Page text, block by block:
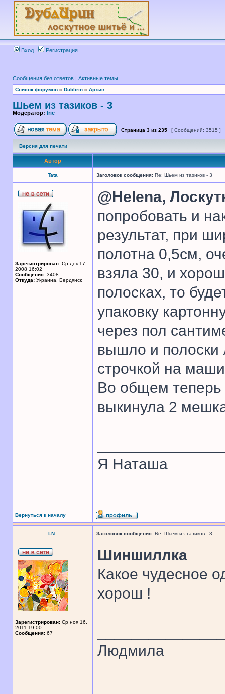
Вход Регистрация
Сообщения без ответов | Активные темы
Список форумов » Dublirin » Архив
Шьем из тазиков - 3
Модератор: Iric
Страница 3 из 235 [ Сообщений: 3515 ]
Версия для печати
Автор
Tata Заголовок сообщения: Re: Шьем из тазиков - 3
Зарегистрирован: Ср дек 17,
2008 16:02
Сообщения: 3408
Откуда: Украина. Бердянск
@Helena,
попробовать и
результат, при
полотна 0,5см,
взяла 30, и
полосках, то
упаковку
через пол
вышло и полоски
строчкой на
Во общем теперь
выкинула 2
Я Наташа
Вернуться к началу
LN_ Заголовок сообщения: Re: Шьем из тазиков - 3
Зарегистрирован: Ср ноя 16,
2011 19:00
Сообщения: 67
Шиншиллка
Какое чудесное
хорош !
Людмила